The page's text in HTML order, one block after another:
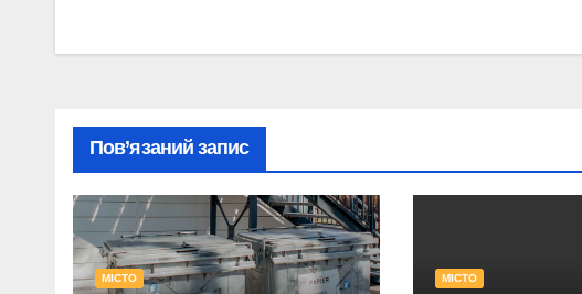
Пов’язаний запис
МІСТО МІСТО